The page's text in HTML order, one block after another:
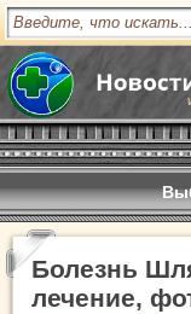
Болезнь
лечение,